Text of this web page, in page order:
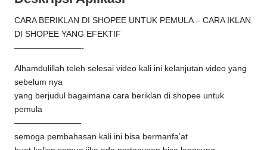
CARA BERIKLAN DI SHOPEE UNTUK PEMULA – CARA IKLAN
DI SHOPEE YANG EFEKTIF
————————-
Alhamdulillah teleh selesai video kali ini kelanjutan video yang
sebelum nya
yang berjudul bagaimana cara beriklan di shopee untuk
pemula
————————
semoga pembahasan kali ini bisa bermanfa’at